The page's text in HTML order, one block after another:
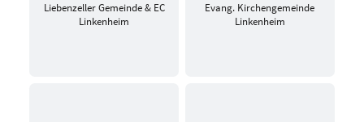
Liebenzeller Gemeinde & EC
Linkenheim
Evang. Kirchengemeinde
Linkenheim